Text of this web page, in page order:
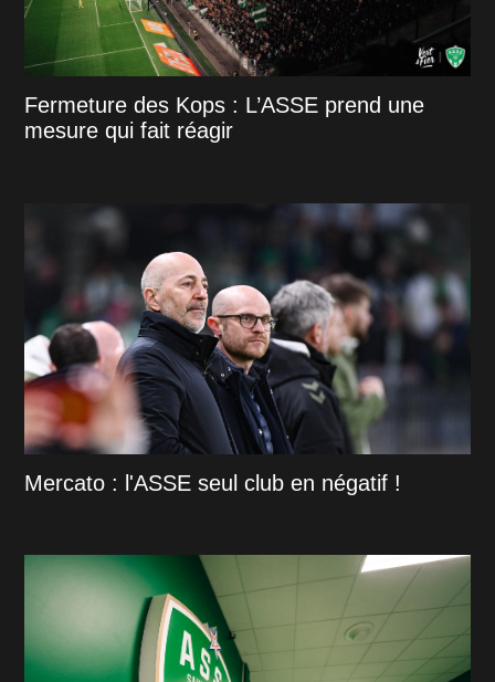
Fermeture des Kops : L’ASSE prend une
mesure qui fait réagir
Mercato : l'ASSE seul club en négatif !